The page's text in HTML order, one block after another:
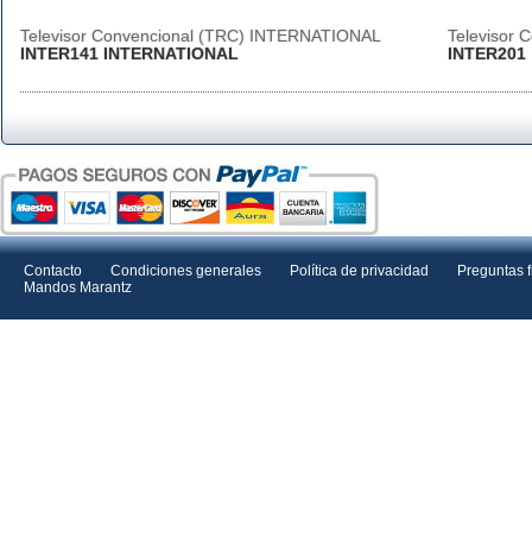
Televisor Convencional (TRC) INTERNATIONAL
INTER141 INTERNATIONAL
Televisor
INTER201
Contacto Condiciones generales Política de privacidad
Preguntas
Mandos Marantz